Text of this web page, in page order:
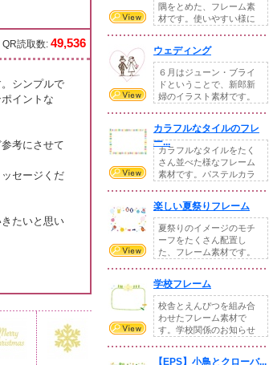
QR読取数: 49,536
シンプルで
イントな
考にさせて
セージくだ
たいと思い
隅をとめた、フレーム素
材です。使いやすい様に
ウェディング
６月はジューン・ブライ
ドということで、新郎新
婦のイラスト素材です。
カラフルなタイルのフレ
ー...
カラフルなタイルをたく
さん並べた様なフレーム
素材です。パステルカラ
楽しい夏祭りフレーム
夏祭りのイメージのモチ
ーフをたくさん配置し
た、フレーム素材です。
学校フレーム
校舎とえんぴつを組み合
わせたフレーム素材で
す。学校関係のお知らせ
【EPS】小鳥とクローバ...